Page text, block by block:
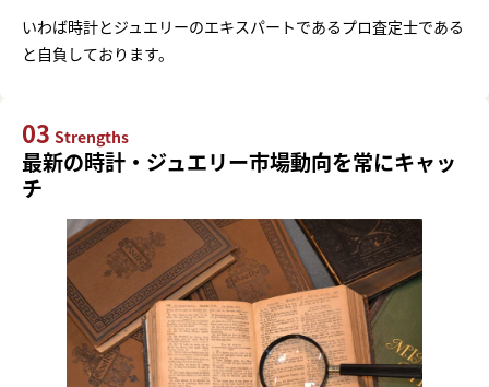
いわば時計とジュエリーのエキスパートであるプロ査定士である
と自負しております。
03 Strengths
最新の時計・ジュエリー市場動向を常にキャッ
チ